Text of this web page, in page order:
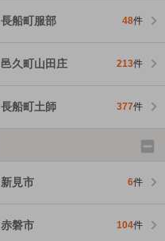
長船町服部 48件
邑久町山田庄 213件
長船町土師 377件
新見市 6件
赤磐市 104件